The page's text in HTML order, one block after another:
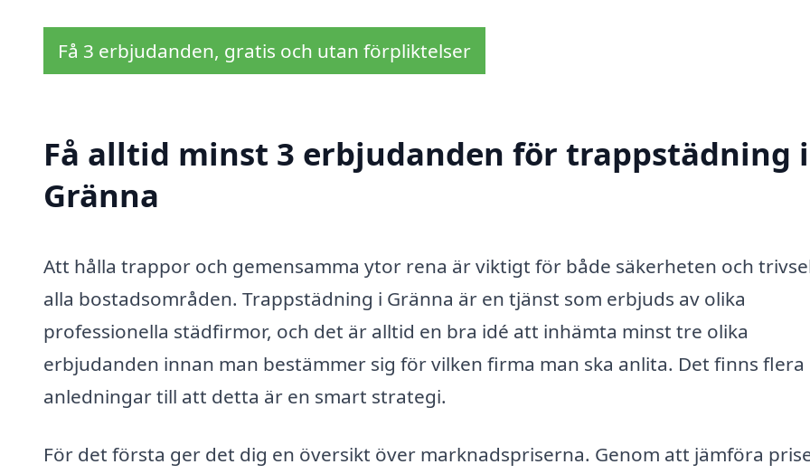
Få 3 erbjudanden, gratis och utan förpliktelser
Få alltid minst 3 erbjudanden för trappstädning i
Gränna
Att hålla trappor och gemensamma ytor rena är viktigt för både säkerheten och
alla bostadsområden. Trappstädning i Gränna är en tjänst som erbjuds av olika
professionella städfirmor, och det är alltid en bra idé att inhämta minst tre olika
erbjudanden innan man bestämmer sig för vilken firma man ska anlita. Det finns flera
anledningar till att detta är en smart strategi.
För det första ger det dig en översikt över marknadspriserna. Genom att jämföra